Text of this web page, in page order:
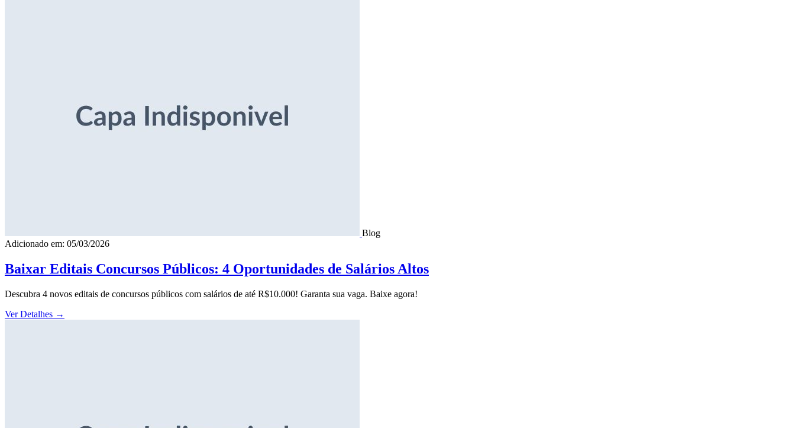
Blog
Adicionado em: 05/03/2026
Baixar Editais Concursos Públicos: 4 Oportunidades de Salários Altos
Descubra 4 novos editais de concursos públicos com salários de até R$10.000! Garanta sua vaga. Baixe agora!
Ver Detalhes →